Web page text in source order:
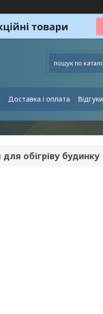
Доставка і оплата Відгуки
обігріву будинку